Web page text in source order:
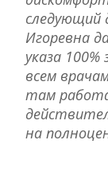
следующий
Игоревна
указа 100%
всем
там
на